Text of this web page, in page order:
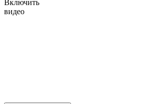
Включить
видео